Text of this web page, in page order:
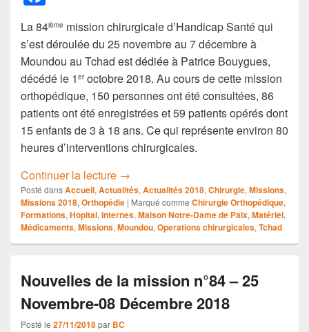
a
c
e
b
o
o
k
La 84ième mission chirurgicale d’Handicap Santé qui
s’est déroulée du 25 novembre au 7 décembre à
Moundou au Tchad est dédiée à Patrice Bouygues,
décédé le 1 eroctobre 2018. Au cours de cette mission
orthopédique, 150 personnes ont été consultées, 86
patients ont été enregistrées et 59 patients opérés dont
15 enfants de 3 à 18 ans. Ce qui représente environ 80
heures d’interventions chirurgicales.
Continuer la lecture Mission n°84 – Novembre 2018
→
Posté dansAccueil, Actualités, Actualités 2018, Chirurgie, Missions,
Missions 2018, Orthopédie | Marqué comme Chirurgie Orthopédique,
Formations, Hopital, Internes, Maison Notre-Dame de Paix, Matériel,
Médicaments, Missions, Moundou, Operations chirurgicales, Tchad
Nouvelles de la mission n°84 – 25
Novembre-08 Décembre 2018
Posté le 27/11/2018par BC